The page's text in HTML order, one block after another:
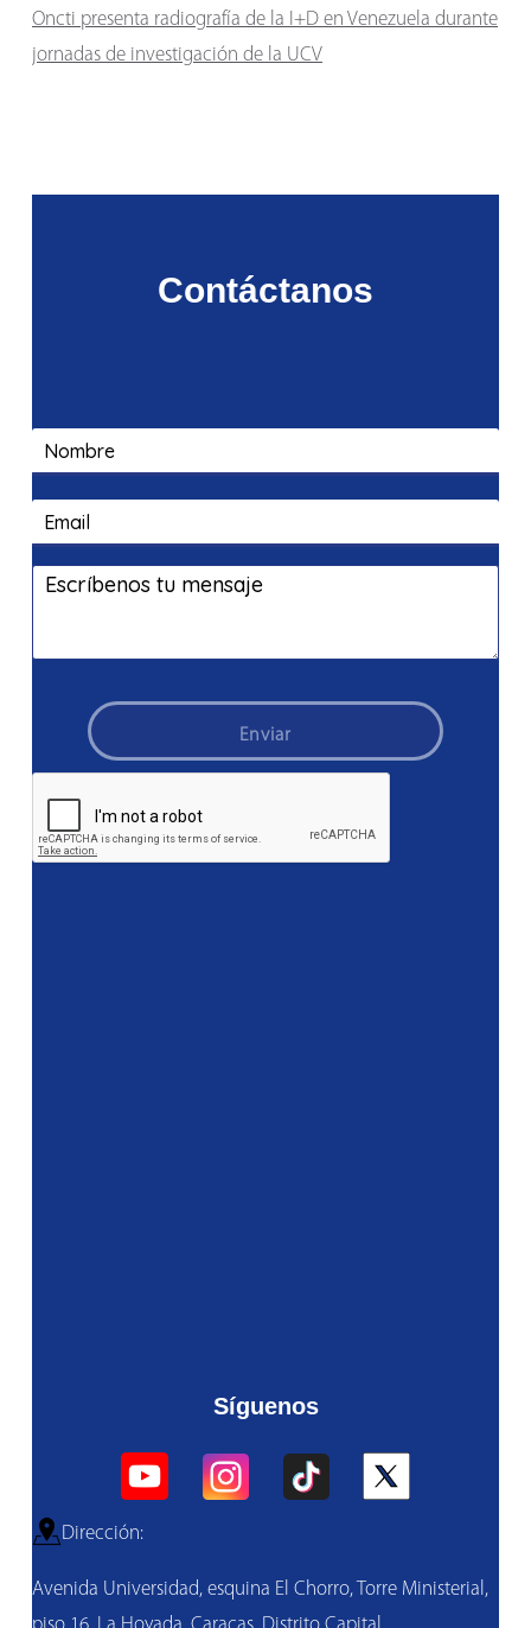
Oncti presenta radiografía de la I+D en Venezuela durante
jornadas de investigación de la UCV
Contáctanos
Enviar
Síguenos
Dirección:
Avenida Universidad, esquina El Chorro, Torre Ministerial,